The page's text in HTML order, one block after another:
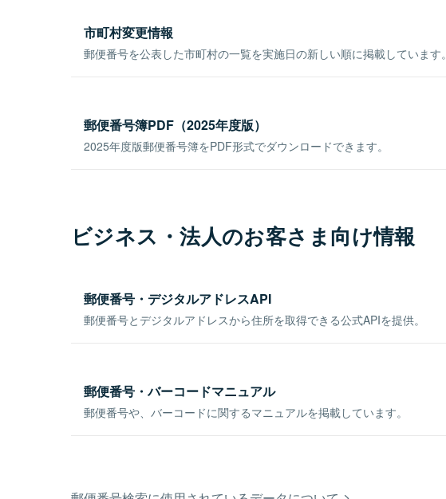
市町村変更情報
郵便番号を公表した市町村の一覧を実施日の新しい順に掲載しています。
郵便番号簿PDF（2025年度版）
2025年度版郵便番号簿をPDF形式でダウンロードできます。
ビジネス・法人のお客さま向け情報
郵便番号・デジタルアドレスAPI
郵便番号とデジタルアドレスから住所を取得できる公式APIを提供。
郵便番号・バーコードマニュアル
郵便番号や、バーコードに関するマニュアルを掲載しています。